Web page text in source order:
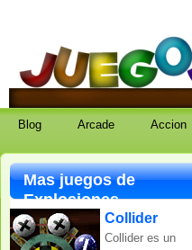
juegos
coleccion de
Blog Arcade Accion
Mas juegos de
Explosiones
Collider
Collider es un